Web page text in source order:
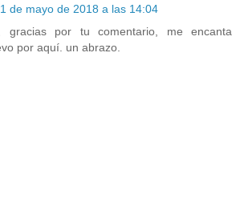
1 de mayo de 2018 a las 14:04
gracias por tu comentario, me encanta
por aquí. un abrazo.